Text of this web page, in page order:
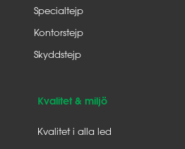
Specialtejp
Kontorstejp
Skyddstejp
Kvalitet & miljö
Kvalitet i alla led